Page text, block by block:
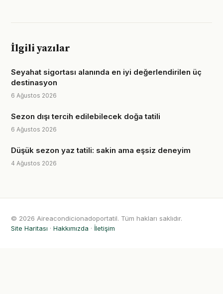
İlgili yazılar
Seyahat sigortası alanında en iyi değerlendirilen üç
destinasyon
6 Ağustos 2026
Sezon dışı tercih edilebilecek doğa tatili
6 Ağustos 2026
Düşük sezon yaz tatili: sakin ama eşsiz deneyim
4 Ağustos 2026
© 2026 Aireacondicionadoportatil. Tüm hakları saklıdır.
Site Haritası · Hakkımızda · İletişim